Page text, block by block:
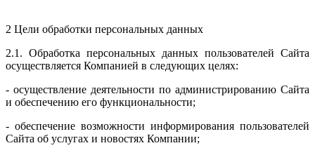
2 Цели обработки персональных данных
2.1. Обработка персональных данных пользователей Сайта
осуществляется Компанией в следующих целях:
- осуществление деятельности по администрированию Сайта
и обеспечению его функциональности;
- обеспечение возможности информирования пользователей
Сайта об услугах и новостях Компании;